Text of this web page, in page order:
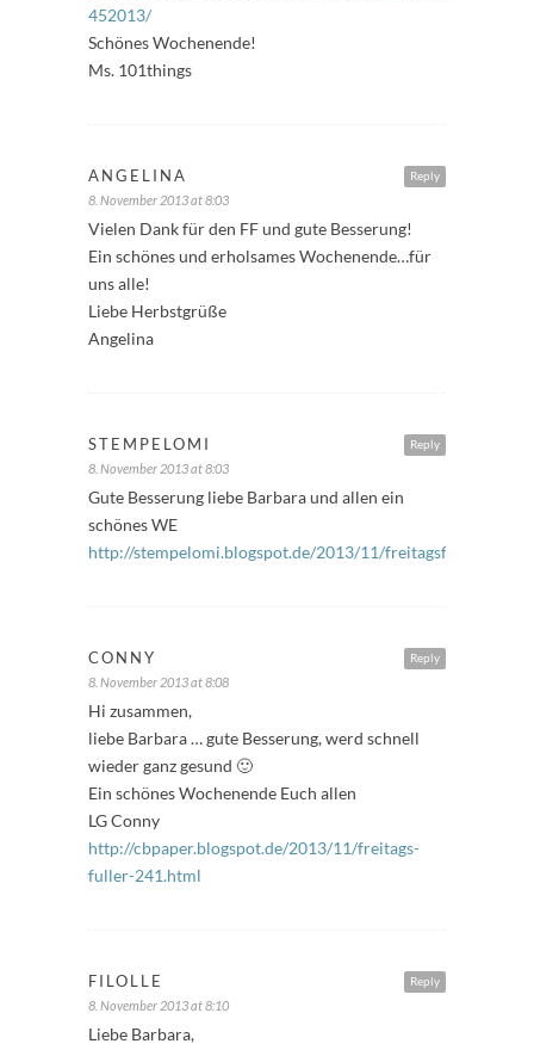
452013/
Schönes Wochenende!
Ms. 101things
Reply
ANGELINA
8. November 2013 at 8:03
Vielen Dank für den FF und gute Besserung!
Ein schönes und erholsames Wochenende…für
uns alle!
Liebe Herbstgrüße
Angelina
Reply
STEMPELOMI
8. November 2013 at 8:03
Gute Besserung liebe Barbara und allen ein
schönes WE
http://stempelomi.blogspot.de/2013/11/freitagsfuller.html
Reply
CONNY
8. November 2013 at 8:08
Hi zusammen,
liebe Barbara … gute Besserung, werd schnell
wieder ganz gesund 🙂
Ein schönes Wochenende Euch allen
LG Conny
http://cbpaper.blogspot.de/2013/11/freitags-
fuller-241.html
Reply
FILOLLE
8. November 2013 at 8:10
Liebe Barbara,